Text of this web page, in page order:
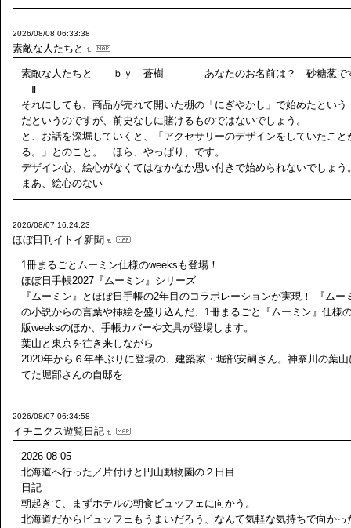
2026/08/08 06:33:38
素敵な人たちと
素敵な人たちと ｂｙ 蒼樹 あなたのお名前は？ 砂糖葱
Ⅱ
それにしても、商品が売れて開いた棚の「にぎやかし」で始めたという
だというのですが、前史なしに賭けるものではないでしょう。
と、お話を深堀していくと、「アクセサリーのデザインをしていたこと
る。」とのこと。 ほら、やっぱり、です。
デザイン心、絵心がなくてはなかなか思い付きで始められないでし
まあ、絵心のない
2026/08/07 16:24:23
ほぼ日刊イトイ新聞
1冊まるごとムーミン仕様のweeksも登場！
ほぼ日手帳2027『ムーミン』シリーズ
『ムーミン』とほぼ日手帳の2年目のコラボレーションが実現！ 『ムー
の小説からの言葉や挿絵を盛り込んだ、1冊まるごと『ムーミン』仕様
版weeksのほか、手帳カバーや文具が登場します。
葉山と東京を往き来しながら
2020年から６年半ぶりに登場の、建築家・堀部安嗣さん。神奈川の葉山
てた堀部さんの自邸を
2026/08/07 06:34:58
イチニクス遊覧日記
2026-08-05
北海道へ行った／片付けと円山動物園の２日目
日記
朝起きて、まずホテルの朝食ビュッフェに向かう。
北海道だからビュッフェもうまいだろう、なんて気軽な気持ちで向かっ